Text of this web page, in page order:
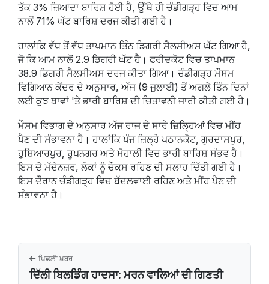
ਤੱਕ 3% ਜ਼ਿਆਦਾ ਬਾਰਿਸ਼ ਹੋਈ ਹੈ, ਉੱਥੇ ਹੀ ਚੰਡੀਗੜ੍ਹ ਵਿਚ ਆਮ
ਨਾਲੋਂ 71% ਘੱਟ ਬਾਰਿਸ਼ ਦਰਜ ਕੀਤੀ ਗਈ ਹੈ।
ਹਾਲਾਂਕਿ ਵੱਧ ਤੋਂ ਵੱਧ ਤਾਪਮਾਨ ਤਿੰਨ ਡਿਗਰੀ ਸੈਲਸੀਅਸ ਘੱਟ ਗਿਆ ਹੈ,
ਜੋ ਕਿ ਆਮ ਨਾਲੋਂ 2.9 ਡਿਗਰੀ ਘੱਟ ਹੈ। ਫਰੀਦਕੋਟ ਵਿਚ ਤਾਪਮਾਨ
38.9 ਡਿਗਰੀ ਸੈਲਸੀਅਸ ਦਰਜ ਕੀਤਾ ਗਿਆ। ਚੰਡੀਗੜ੍ਹ ਮੌਸਮ
ਵਿਗਿਆਨ ਕੇਂਦਰ ਦੇ ਅਨੁਸਾਰ, ਅੱਜ (9 ਜੁਲਾਈ) ਤੋਂ ਅਗਲੇ ਤਿੰਨ ਦਿਨਾਂ
ਲਈ ਕੁਝ ਥਾਵਾਂ 'ਤੇ ਭਾਰੀ ਬਾਰਿਸ਼ ਦੀ ਚਿਤਾਵਨੀ ਜਾਰੀ ਕੀਤੀ ਗਈ ਹੈ।
ਮੌਸਮ ਵਿਭਾਗ ਦੇ ਅਨੁਸਾਰ ਅੱਜ ਰਾਜ ਦੇ ਸਾਰੇ ਜ਼ਿਲ੍ਹਿਆਂ ਵਿਚ ਮੀਂਹ
ਪੈਣ ਦੀ ਸੰਭਾਵਨਾ ਹੈ। ਹਾਲਾਂਕਿ ਪੰਜ ਜ਼ਿਲ੍ਹੇ ਪਠਾਨਕੋਟ, ਗੁਰਦਾਸਪੁਰ,
ਹੁਸ਼ਿਆਰਪੁਰ, ਰੂਪਨਗਰ ਅਤੇ ਮੋਹਾਲੀ ਵਿਚ ਭਾਰੀ ਬਾਰਿਸ਼ ਸੰਭਵ ਹੈ।
ਇਸ ਦੇ ਮੱਦੇਨਜ਼ਰ, ਲੋਕਾਂ ਨੂੰ ਚੌਕਸ ਰਹਿਣ ਦੀ ਸਲਾਹ ਦਿੱਤੀ ਗਈ ਹੈ।
ਇਸ ਦੌਰਾਨ ਚੰਡੀਗੜ੍ਹ ਵਿਚ ਬੱਦਲਵਾਈ ਰਹਿਣ ਅਤੇ ਮੀਂਹ ਪੈਣ ਦੀ
ਸੰਭਾਵਨਾ ਹੈ।
ਪਿਛਲੀ ਖ਼ਬਰ
ਦਿੱਲੀ ਬਿਲਡਿੰਗ ਹਾਦਸਾ: ਮਰਨ ਵਾਲਿਆਂ ਦੀ‌ ਗਿਣਤੀ